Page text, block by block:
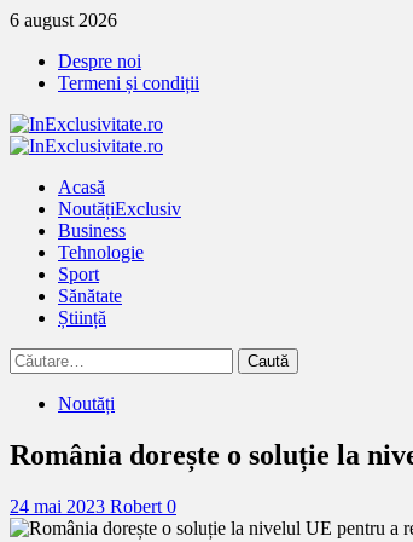
Treci
continut
6 august 2026
Despre noi
Termeni și condiții
Primary
Acasă
NoutățiExclusiv
Business
Tehnologie
Sport
Sănătate
Știință
Caută
după:
Noutăți
România dorește o soluție la
24 mai 2023 Robert 0